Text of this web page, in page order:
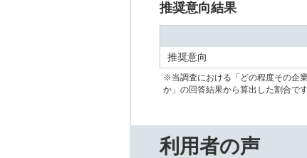
推奨意向結果
推奨意向
※当調査における「どの程度その企
か」の回答結果から算出した割合です
利用者の声